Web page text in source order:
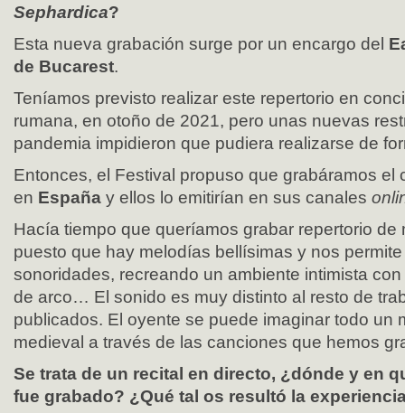
Sephardica?
Esta nueva grabación surge por un encargo del
de Bucarest.
Teníamos previsto realizar este repertorio en
rumana, en otoño de 2021, pero unas nuevas
pandemia impidieron que pudiera realizarse de
Entonces, el Festival propuso que grabáramos el
en España y ellos lo emitirían en sus canales
Hacía tiempo que queríamos grabar repertorio de
puesto que hay melodías bellísimas y nos
sonoridades, recreando un ambiente intimista
de arco… El sonido es muy distinto al resto de
publicados. El oyente se puede imaginar todo un
medieval a través de las canciones que hemos
Se trata de un recital en directo, ¿dónde y en
fue grabado? ¿Qué tal os resultó la